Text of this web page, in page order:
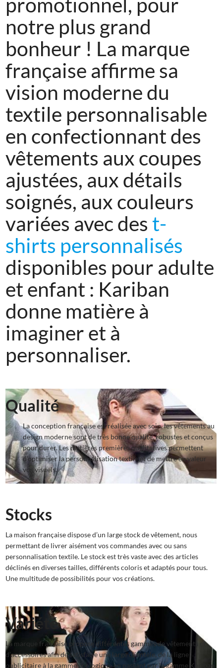
promotionnel, pour
notre plus grand
bonheur ! La marque
française affirme sa
vision moderne du
textile personnalisable
en confectionnant des
vêtements aux coupes
ajustées, aux détails
soignés, aux couleurs
variées avec dest-
shirts personnalisés
disponibles pour adulte
et enfant : Kariban
donne matière à
imaginer et à
personnaliser.
Qualité
La conception française est réalisée avec soin, les vêtements au
design moderne sont de très bonne qualité, robustes et conçus
pour durer. Les matières premières qualitatives permettent
d’optimiser la personnalisation textile et de mettre en valeur
vos visuels.
Stocks
La maison française dispose d’un large stock de vêtement, nous
permettant de livrer aisément vos commandes avec ou sans
personnalisation textile. Le stock est très vaste avec des articles
déclinés en diverses tailles, différents coloris et adaptés pour tous.
Une multitude de possibilités pour vos créations.
Variété
La marque française propose différentes gammes de vêtements et
d’accessoires afin de satisfaire une large clientèle, de la ligne
publicitaire à la gamme écologique en passant par la gamme Kariban